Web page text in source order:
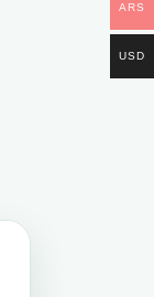
ARS
USD